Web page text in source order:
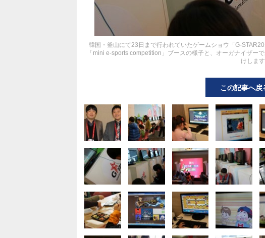
韓国・釜山にて23日まで行われていたゲームショウ「G-
「mini e-sports competition」ブースの様子と、オーガナイザ
けします
この記事へ戻